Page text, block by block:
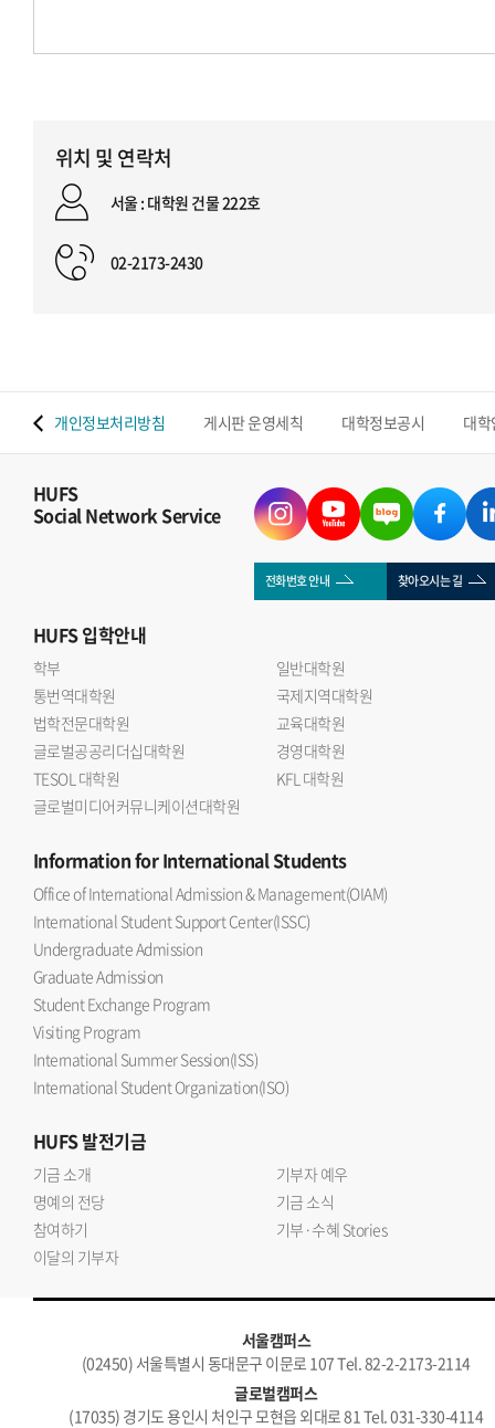
위치 및 연락처
서울 : 대학원 건물 222호
02-2173-2430
개인정보처리방침 게시판 운영세칙 대학정보공시 대
HUFS
Social Network Service
전화번호 안내 찾아오시는 길
HUFS입학안내
학부
일반대학원
통번역대학원
국제지역대학원
법학전문대학원
교육대학원
글로벌공공리더십대학원
경영대학원
TESOL 대학원
KFL 대학원
글로벌미디어커뮤니케이션대학원
Informationfor International Students
Office of International Admission & Management(OIAM)
International Student Support Center(ISSC)
Undergraduate Admission
Graduate Admission
Student Exchange Program
Visiting Program
International Summer Session(ISS)
International Student Organization(ISO)
HUFS발전기금
기금 소개
기부자 예우
명예의 전당
기금 소식
참여하기
기부·수혜 Stories
이달의 기부자
서울캠퍼스
(02450) 서울특별시 동대문구 이문로 107 Tel. 82-2-2173-2114
글로벌캠퍼스
(17035) 경기도 용인시 처인구 모현읍 외대로 81 Tel. 031-330-4114